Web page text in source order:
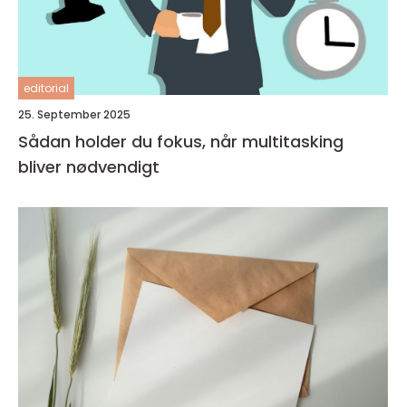
editorial
25. September 2025
Sådan holder du fokus, når multitasking
bliver nødvendigt